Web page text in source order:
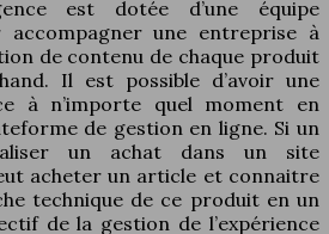
est dotée d’une équipe
accompagner une entreprise à
de contenu de chaque produit
Il est possible d’avoir une
à n’importe quel moment en
de gestion en ligne. Si un
un achat dans un site
acheter un article et connaitre
technique de ce produit en un
de la gestion de l’expérience